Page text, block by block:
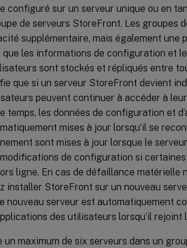
configuré sur un serveur unique ou en
de serveurs StoreFront. Les groupes
supplémentaire, mais également une
les informations de configuration et
sont stockés et répliqués entre
que si un serveur StoreFront devient
peuvent continuer à accéder à
temps, les données de configuration et
mises à jour lorsqu’il se
sont mises à jour lorsque le
de configuration si
ligne. En cas de défaillance matérielle
installer StoreFront sur un nouveau
nouveau serveur est automatiquement
des utilisateurs lorsqu’il rejoint
un maximum de six serveurs dans un